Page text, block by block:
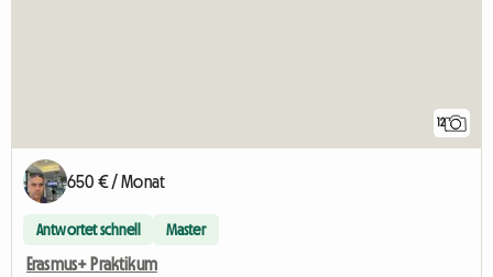
12
650 € / Monat
Antwortet schnell Master
Erasmus+ Praktikum